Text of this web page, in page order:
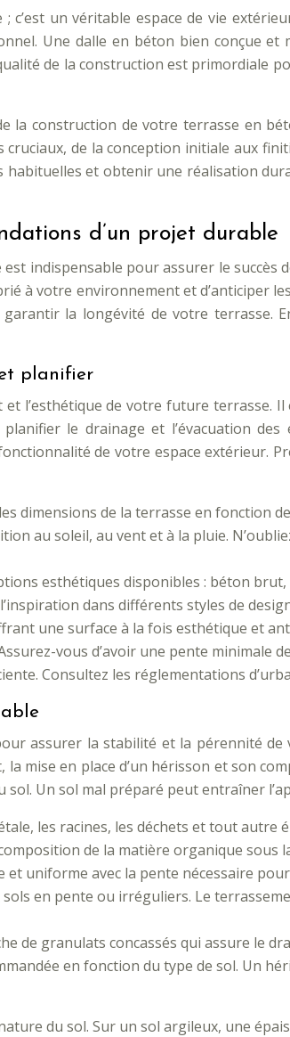
c’est un véritable espace de vie
Une dalle en béton bien conçue
de la construction est primordiale
la construction de votre terrasse en
de la conception initiale aux
habituelles et obtenir une réalisation
d’un projet durable
indispensable pour assurer le
à votre environnement et d’anticiper
la longévité de votre terrasse.
planifier
l’esthétique de votre future terrasse.
le drainage et l’évacuation
de votre espace extérieur.
dimensions de la terrasse en fonction
au soleil, au vent et à la pluie.
esthétiques disponibles : béton
dans différents styles de
une surface à la fois esthétique et
vous d’avoir une pente minimale
Consultez les réglementations
assurer la stabilité et la pérennité
mise en place d’un hérisson et son
Un sol mal préparé peut entraîner
les racines, les déchets et tout autre
de la matière organique
et uniforme avec la pente nécessaire
en pente ou irréguliers. Le
de granulats concassés qui assure le
en fonction du type de sol. Un
du sol. Sur un sol argileux, une